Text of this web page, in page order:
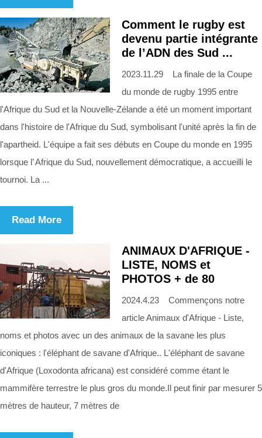
Comment le rugby est
devenu partie intégrante
de l’ADN des Sud ...
2023.11.29 La finale de la Coupe
du monde de rugby 1995 entre
l'Afrique du Sud et la Nouvelle-Zélande a été un moment important
dans l'histoire de l'Afrique du Sud, symbolisant l'unité après la fin de
l'apartheid. L'équipe a fait ses débuts en Coupe du monde en 1995
lorsque l’ Afrique du Sud, nouvellement démocratique, a accueilli le
tournoi. La ...
Read More
ANIMAUX D'AFRIQUE -
LISTE, NOMS et
PHOTOS + de 80
2024.4.23 Commençons notre
article Animaux d'Afrique - Liste,
noms et photos avec un des animaux de la savane les plus
iconiques : l'éléphant de savane d'Afrique.. L'éléphant de savane
d'Afrique (Loxodonta africana) est considéré comme étant le
mammifère terrestre le plus gros du monde.Il peut finir par mesurer 5
mètres de hauteur, 7 mètres de